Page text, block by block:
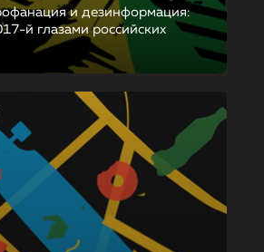
и дезинформация:
й глазами российских